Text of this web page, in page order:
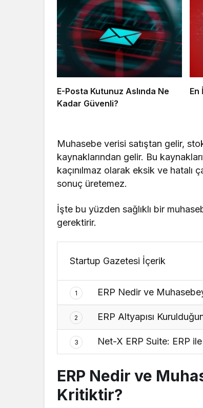
E-Posta Kutunuz Aslında Ne
Kadar Güvenli?
En
Muhasebe verisi satıştan gelir,
kaynaklarından gelir. Bu
kaçınılmaz olarak eksik ve hatalı
sonuç üretemez.
İşte bu yüzden sağlıklı bir
gerektirir.
Startup Gazetesi İçerik
1 ERP Nedir ve
2 ERP Altyapısı
3 Net-X ERP Suite: ERP
ERP Nedir ve
Kritiktir?